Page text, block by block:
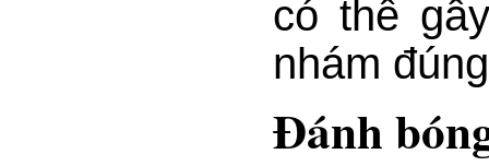
có thể
nhám
Đánh